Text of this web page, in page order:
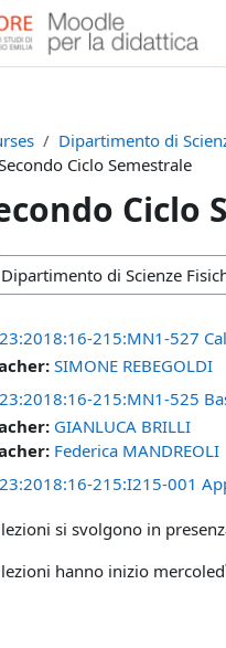
Dipartimento di
Ciclo Semestrale
Ciclo
categories
215:MN1-527
SIMONE REBEGOLDI
215:MN1-525
GIANLUCA BRILLI
Federica MANDREOLI
215:I215-001
si svolgono in
lezioni hanno inizio